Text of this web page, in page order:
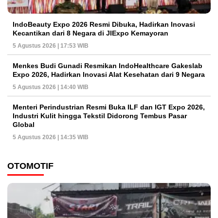
IndoBeauty Expo 2026 Resmi Dibuka, Hadirkan Inovasi
Kecantikan dari 8 Negara di JIExpo Kemayoran
5 Agustus 2026 | 17:53 WIB
Menkes Budi Gunadi Resmikan IndoHealthcare Gakeslab
Expo 2026, Hadirkan Inovasi Alat Kesehatan dari 9 Negara
5 Agustus 2026 | 14:40 WIB
Menteri Perindustrian Resmi Buka ILF dan IGT Expo 2026,
Industri Kulit hingga Tekstil Didorong Tembus Pasar
Global
5 Agustus 2026 | 14:35 WIB
OTOMOTIF